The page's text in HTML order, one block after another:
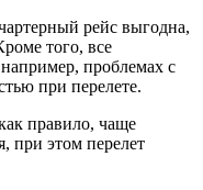
рейс выгодна,
того, все
проблемах с
при перелете.
правило, чаще
при этом перелет